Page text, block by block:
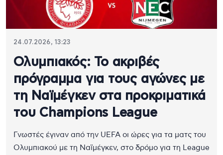
24.07.2026, 13:23
Ολυμπιακός: Το ακριβές
πρόγραμμα για τους αγώνες με
τη Ναϊμέγκεν στα προκριματικά
του Champions League
Γνωστές έγιναν από την UEFA οι ώρες για τα ματς του
Ολυμπιακού με τη Ναϊμέγκεν, στο δρόμο για τη League